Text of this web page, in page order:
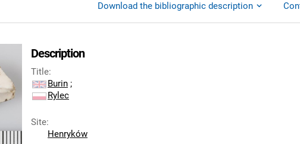
Download the bibliographic description
Description
Title:
Burin ;
Rylec
Site:
Henryków